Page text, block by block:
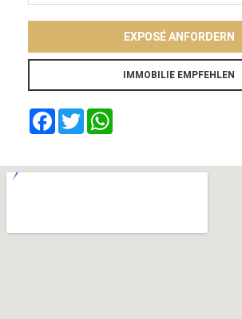
EXPOSÉ ANFORDERN
Facebook
Twitter